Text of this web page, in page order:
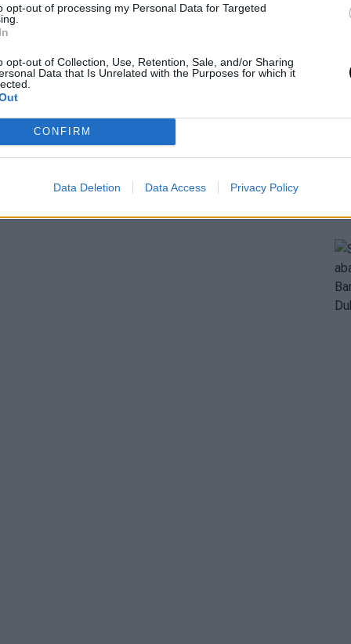
opt-out of processing my Personal Data for Targeted
opt-out of Collection, Use, Retention, Sale, and/or Sharing
Data that Is Unrelated with the Purposes for which it
CONFIRM
Data Deletion Data Access Privacy Policy